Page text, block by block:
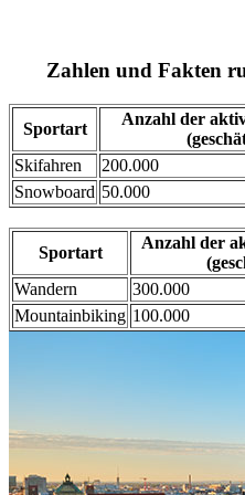
Zahlen und Fakten
Sportart
Anzahl der
Skifahren
200.000
Snowboard 50.000
Sportart
Anzahl der
Wandern
300.000
Mountainbiking 100.000